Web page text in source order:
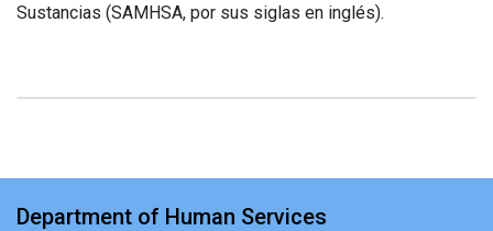
Sustancias (SAMHSA, por sus siglas en inglés).
Department of Human Services